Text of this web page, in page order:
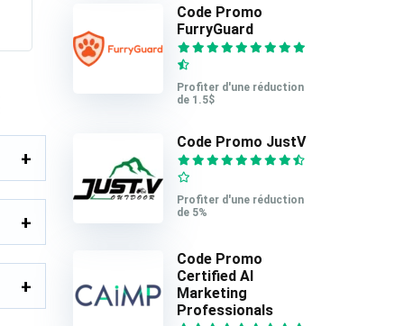
Code Promo
FurryGuard
Profiter d'une réduction
de 1.5$
Code Promo JustV
Profiter d'une réduction
de 5%
Code Promo
Certified AI
Marketing
Professionals